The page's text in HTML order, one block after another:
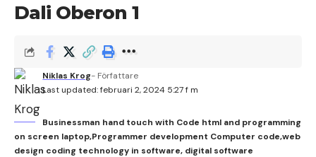
Dali Oberon 1
Last updated: februari 2, 2024 5:27 f m
Niklas Krog- Författare
Businessman hand touch with Code html and programming
on screen laptop,Programmer development Computer code,web
design coding technology in software, digital software